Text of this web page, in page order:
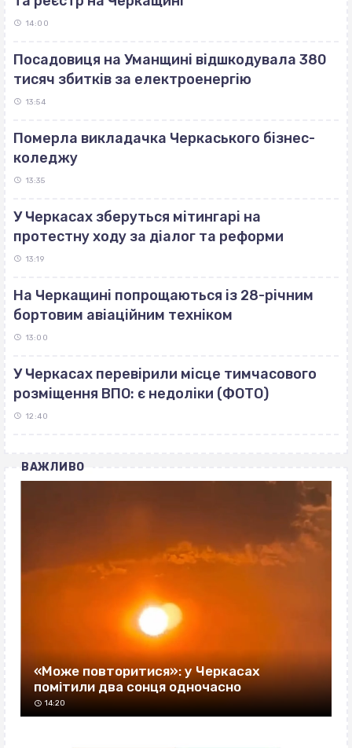
14:00
Посадовиця на Уманщині відшкодувала 380
тисяч збитків за електроенергію
13:54
Померла викладачка Черкаського бізнес-
коледжу
13:35
У Черкасах зберуться мітингарі на
протестну ходу за діалог та реформи
13:19
На Черкащині попрощаються із 28-річним
бортовим авіаційним техніком
13:00
У Черкасах перевірили місце тимчасового
розміщення ВПО: є недоліки (ФОТО)
12:40
ВАЖЛИВО
«Може повторитися»: у Черкасах
помітили два сонця одночасно
14:20